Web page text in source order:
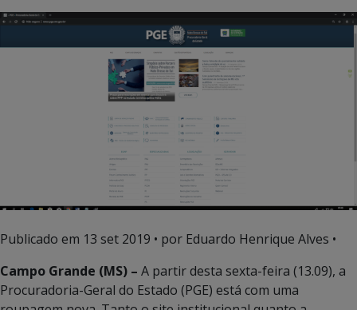
Publicado em 13 set 2019 • por Eduardo Henrique Alves •
Campo Grande (MS) – A partir desta sexta-feira (13.09), a
Procuradoria-Geral do Estado (PGE) está com uma